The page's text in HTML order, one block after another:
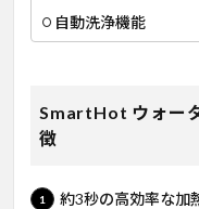
自動洗浄機能
SmartHot ウォー
徴
約3秒の高効率な加